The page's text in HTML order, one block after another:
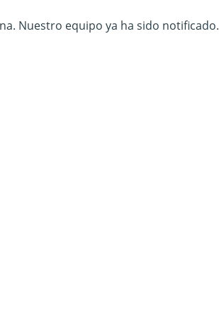
Nuestro equipo ya ha sido notificado.